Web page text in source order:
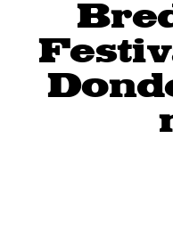
Lezen
Foto's
Breda Jazz Festival